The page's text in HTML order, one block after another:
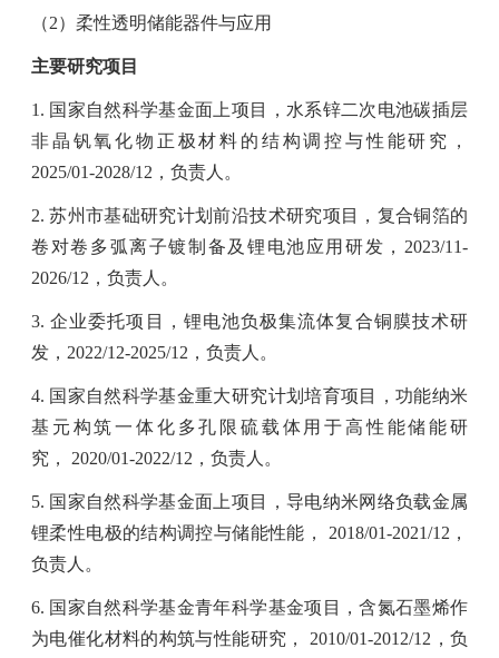
（2）柔性透明储能器件与应用
主要研究项目
1. 国家自然科学基金面上项目，水系锌二次电池碳插层
非晶钒氧化物正极材料的结构调控与性能研究，
2025/01-2028/12 ，负责人。
2.苏州市基础研究计划前沿技术研究项目，复合铜箔的
卷对卷多弧离子镀制备及锂电池应用研发， 2023/11-
2026/12 ，负责人。
3.企业委托项目，锂电池负极集流体复合铜膜技术研
发， 2022/12-2025/12 ，负责人。
4. 国家自然科学基金重大研究计划培育项目，功能纳米
基元构筑一体化多孔限硫载体用于高性能储能研
究，
2020/01-2022/12 ，负责人。
5. 国家自然科学基金面上项目，导电纳米网络负载金属
锂柔性电极的结构调控与储能性能，
2018/01-2021/12 ，
负责人。
6. 国家自然科学基金青年科学基金项目，含氮石墨烯作
为电催化材料的构筑与性能研究，
2010/01-2012/12 ，负